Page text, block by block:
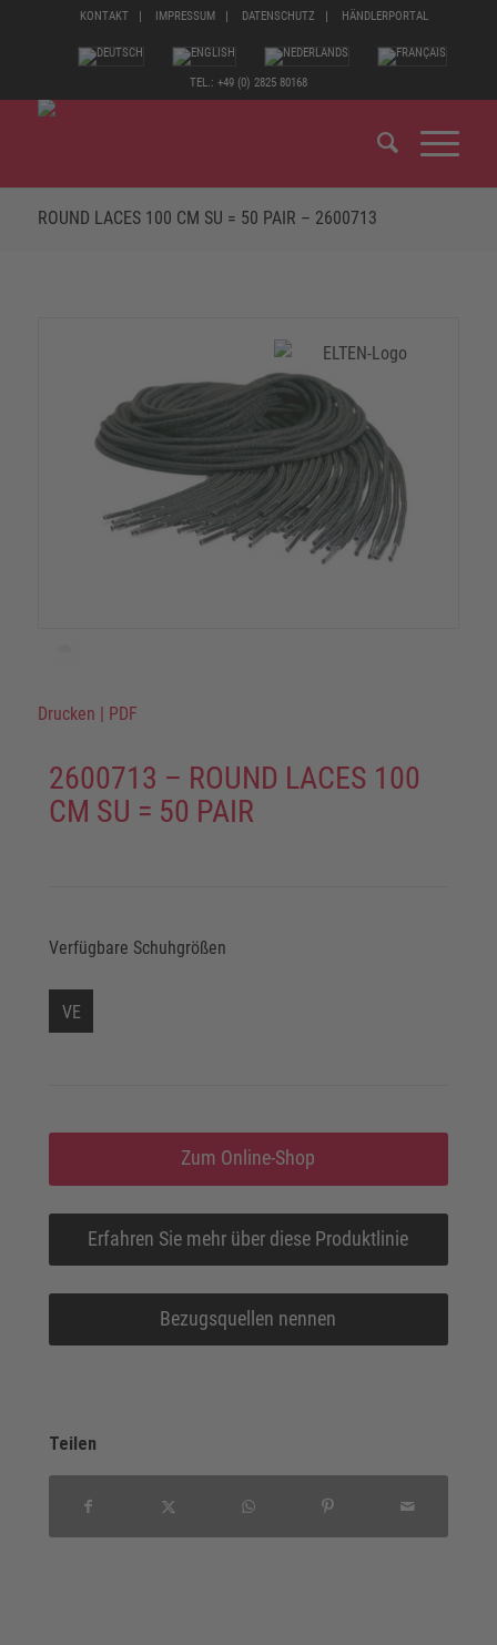
KONTAKT IMPRESSUM DATENSCHUTZ HÄNDLERPORTAL
TEL.: +49 (0) 2825 80168
ROUND LACES 100 CM SU = 50 PAIR – 2600713
Drucken PDF
2600713 – ROUND LACES 100
CM SU = 50 PAIR
Verfügbare Schuhgrößen
VE
Zum Online-Shop
Erfahren Sie mehr über diese Produktlinie
Bezugsquellen nennen
Teilen